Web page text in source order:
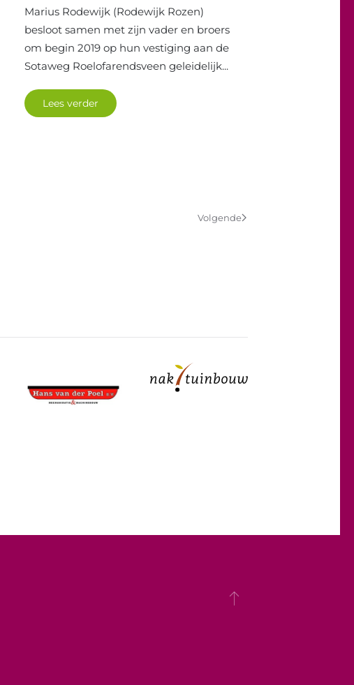
Marius Rodewijk (Rodewijk Rozen)
besloot samen met zijn vader en broers
om begin 2019 op hun vestiging aan de
Sotaweg Roelofarendsveen geleidelijk...
Lees verder
Volgende